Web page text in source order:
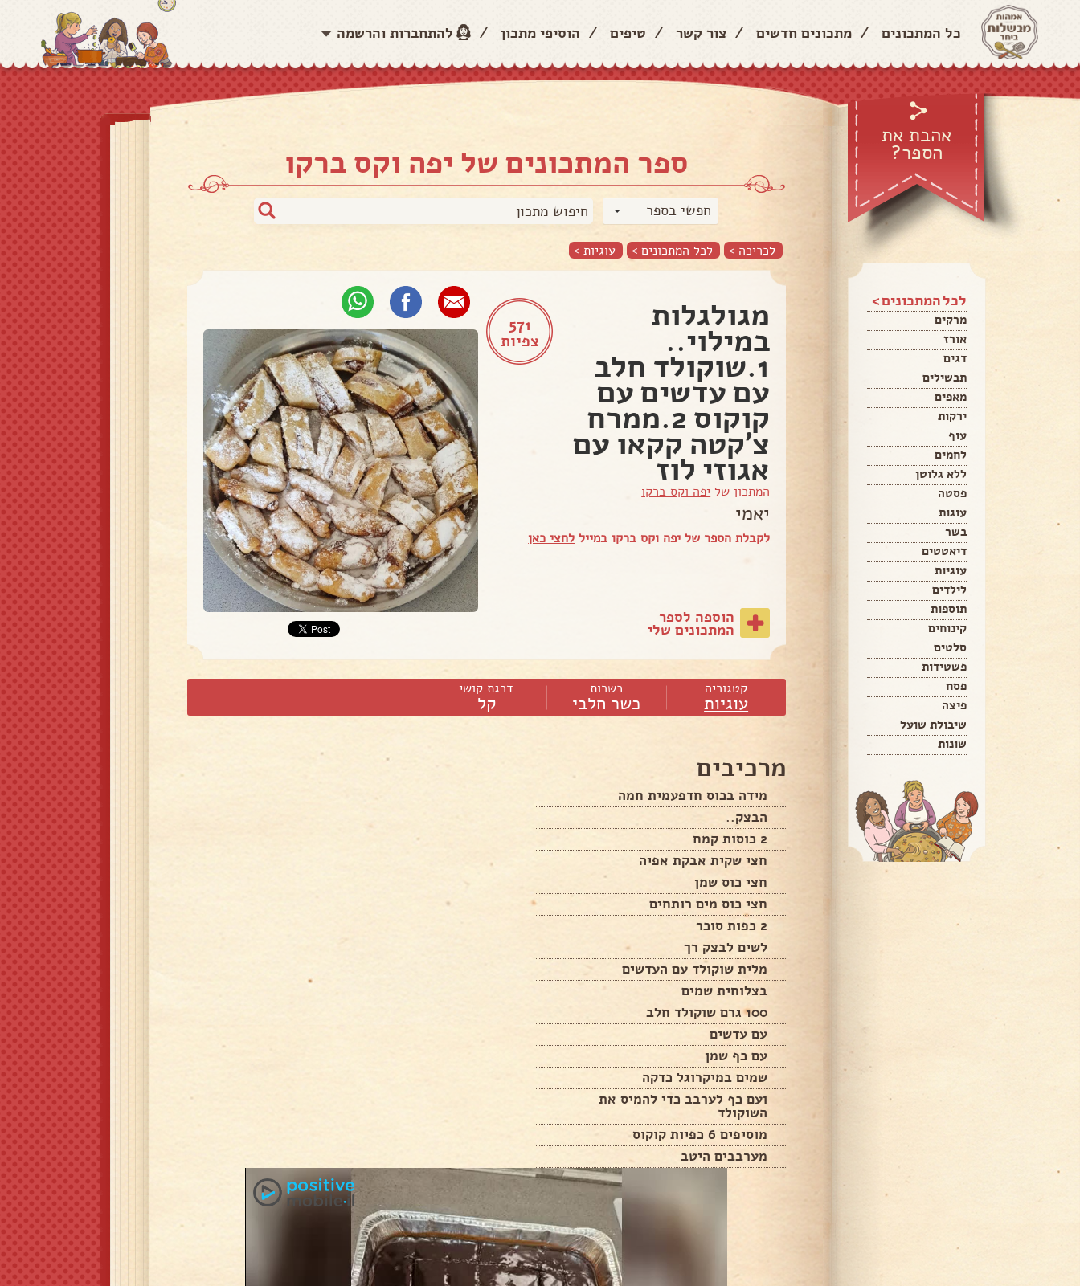
כל המתכונים / מתכונים חדשים / צור קשר / טיפים / הוסיפי מתכון / להתחברות והרשמה
אהבת את
הספר?
לכל המתכונים >
מרקים
אורז
דגים
תבשילים
מאפים
ירקות
עוף
לחמים
ללא גלוטן
פסטה
עוגות
בשר
דיאטטים
עוגיות
לילדים
תוספות
קינוחים
סלטים
פשטידות
פסח
פיצה
שיבולת שועל
שונות
ספר המתכונים של יפה וקס ברקו
חפשי בספר
לכריכה > לכל המתכונים > עוגיות >
571
צפיות
מגולגלות
במילוי..
1.שוקולד חלב
עם עדשים עם
קוקוס 2.ממרח
צ'קטה קקאו עם
אגוזי לוז
המתכון של יפה וקס ברקו
יאמי
לקבלת הספר של יפה וקס ברקו במייל לחצי כאן
הוספה לספר
המתכונים שלי
קטגוריה
עוגיות
כשרות
כשר חלבי
דרגת קושי
קל
מרכיבים
מידה בכוס חדפעמית חמה
הבצק..
2 כוסות קמח
חצי שקית אבקת אפיה
חצי כוס שמן
חצי כוס מים רותחים
2 כפות סוכר
לשים לבצק רך
מלית שוקולד עם העדשים
בצלוחית שמים
100 גרם שוקולד חלב
עם עדשים
עם כף שמן
שמים במיקרוגל כדקה
ועם כף לערבב כדי להמיס את
השוקולד
מוסיפים 6 כפיות קוקוס
מערבבים היטב